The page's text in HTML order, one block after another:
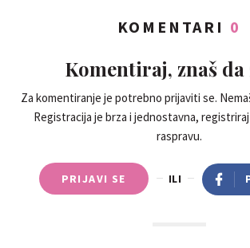
KOMENTARI 0
Komentiraj, znaš da
Za komentiranje je potrebno prijaviti se.
Registracija je brza i jednostavna,
raspravu.
PRIJAVI SE ILI